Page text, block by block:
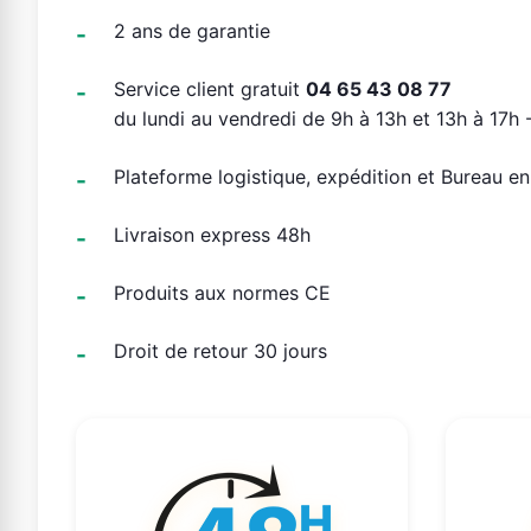
2 ans de garantie
Service client gratuit 04 65 43 08 77
du lundi au vendredi de 9h à 13h et 13h à 17h
Plateforme logistique, expédition et Bureau
Livraison express 48h
Produits aux normes CE
Droit de retour 30 jours